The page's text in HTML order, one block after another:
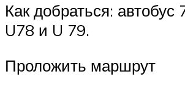
Как добраться: автобус
U78 и U 79.
Проложить маршрут